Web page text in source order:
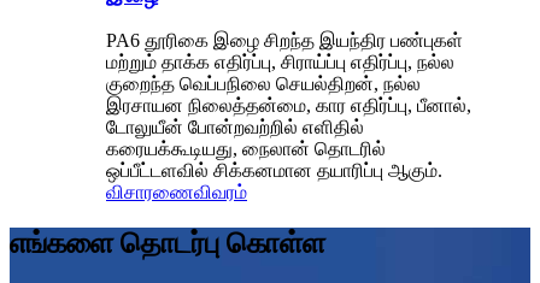
PA6 தூரிகை இழை சிறந்த இயந்திர பண்புகள்
மற்றும் தாக்க எதிர்ப்பு, சிராய்ப்பு எதிர்ப்பு, நல்ல
குறைந்த வெப்பநிலை செயல்திறன், நல்ல
இரசாயன நிலைத்தன்மை, கார எதிர்ப்பு, பீனால்,
டோலுயீன் போன்றவற்றில் எளிதில்
கரையக்கூடியது, நைலான் தொடரில்
ஒப்பீட்டளவில் சிக்கனமான தயாரிப்பு ஆகும்.
விசாரணைவிவரம்
எங்களை தொடர்பு கொள்ள